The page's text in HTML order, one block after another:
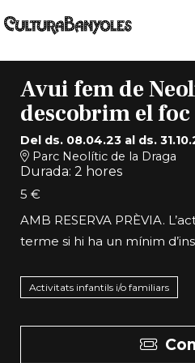
Avui fem de
descobrim el foc
Del ds. 08.04.23al ds.
Parc Neolític de la Draga
Durada: 2 hores
5 €
AMB RESERVA PRÈVIA.
terme si hi ha un mínim
Activitats infantils i/o familiars